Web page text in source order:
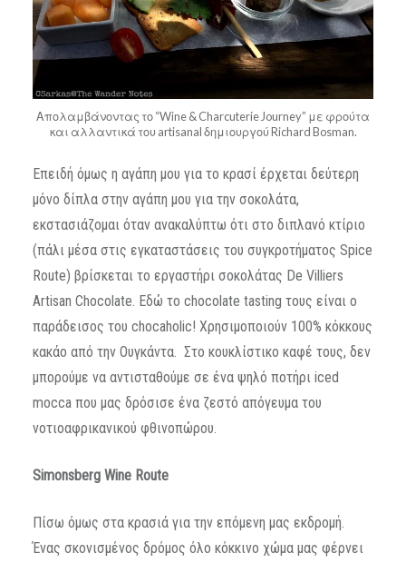
Απολαμβάνοντας το “Wine & Charcuterie Journey” με φρούτα
και αλλαντικά του artisanal δημιουργού Richard Bosman.
Επειδή όμως η αγάπη μου για το κρασί έρχεται δεύτερη
μόνο δίπλα στην αγάπη μου για την σοκολάτα,
εκστασιάζομαι όταν ανακαλύπτω ότι στο διπλανό κτίριο
(πάλι μέσα στις εγκαταστάσεις του συγκροτήματος Spice
Route) βρίσκεται το εργαστήρι σοκολάτας De Villiers
Artisan Chocolate. Εδώ το chocolate tasting τους είναι ο
παράδεισος του chocaholic! Χρησιμοποιούν 100% κόκκους
κακάο από την Ουγκάντα. Στο κουκλίστικο καφέ τους, δεν
μπορούμε να αντισταθούμε σε ένα ψηλό ποτήρι iced
mocca που μας δρόσισε ένα ζεστό απόγευμα του
νοτιοαφρικανικού φθινοπώρου.
Simonsberg Wine Route
Πίσω όμως στα κρασιά για την επόμενη μας εκδρομή.
Ένας σκονισμένος δρόμος όλο κόκκινο χώμα μας φέρνει